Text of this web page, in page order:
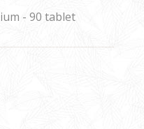
- 90 tablet